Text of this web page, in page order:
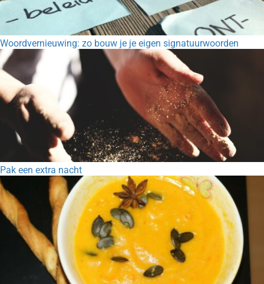
Woordvernieuwing: zo bouw je je eigen signatuurwoorden
Pak een extra nacht